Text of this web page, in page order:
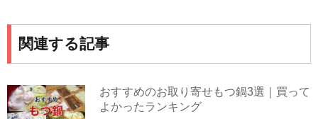
関連する記事
おすすめのお取り寄せもつ鍋3選｜買って
よかったランキング